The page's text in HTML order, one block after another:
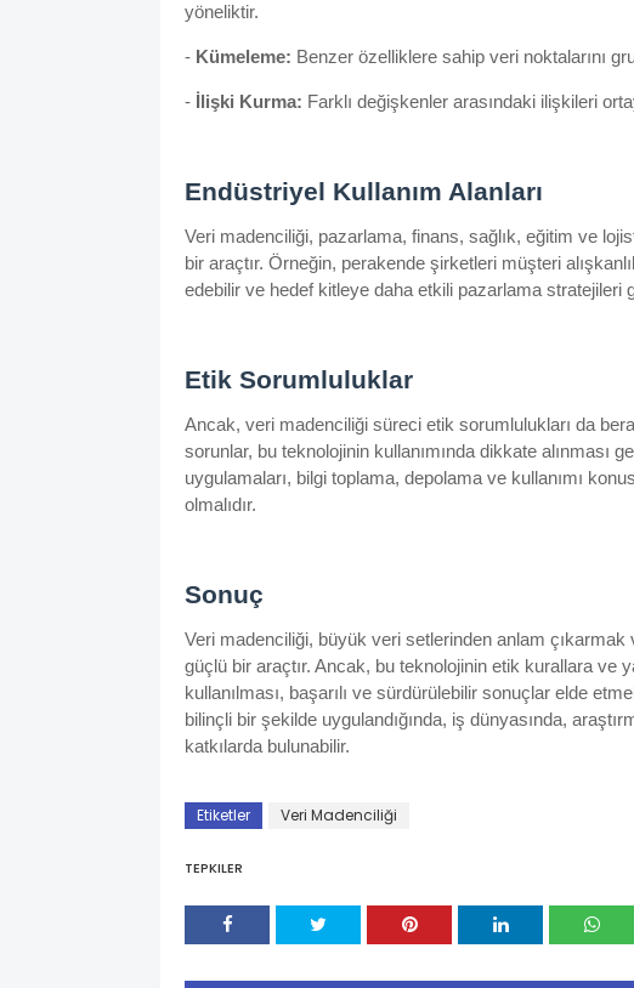
yöneliktir.
- Kümeleme: Benzer özelliklere sahip veri noktalarını
- İlişki Kurma: Farklı değişkenler arasındaki ilişkileri
Endüstriyel Kullanım Alanları
Veri madenciliği, pazarlama, finans, sağlık, eğitim ve
bir araçtır. Örneğin, perakende şirketleri müşteri
edebilir ve hedef kitleye daha etkili pazarlama stratejileri
Etik Sorumluluklar
Ancak, veri madenciliği süreci etik sorumlulukları da
sorunlar, bu teknolojinin kullanımında dikkate alınması
uygulamaları, bilgi toplama, depolama ve kullanımı
olmalıdır.
Sonuç
Veri madenciliği, büyük veri setlerinden anlam
güçlü bir araçtır. Ancak, bu teknolojinin etik kurallara ve
kullanılması, başarılı ve sürdürülebilir sonuçlar elde
bilinçli bir şekilde uygulandığında, iş dünyasında,
katkılarda bulunabilir.
Etiketler Veri Madenciliği
TEPKILER